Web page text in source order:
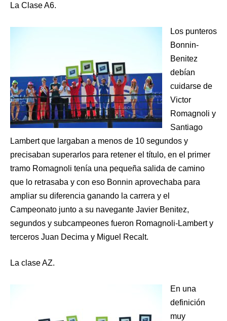
La Clase A6.
Los punteros
Bonnin-
Benitez
debían
cuidarse de
Victor
Romagnoli y
Santiago
Lambert que largaban a menos de 10 segundos y
precisaban superarlos para retener el título, en el primer
tramo Romagnoli tenía una pequeña salida de camino
que lo retrasaba y con eso Bonnin aprovechaba para
ampliar su diferencia ganando la carrera y el
Campeonato junto a su navegante Javier Benitez,
segundos y subcampeones fueron Romagnoli-Lambert y
terceros Juan Decima y Miguel Recalt.
La clase AZ.
En una
definición
muy